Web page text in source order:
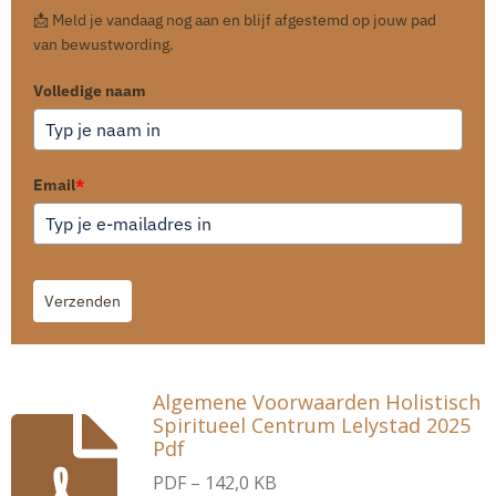
📩 Meld je vandaag nog aan en blijf afgestemd op jouw pad
van bewustwording.
Volledige naam
Email*
Verzenden
Algemene Voorwaarden Holistisch
Spiritueel Centrum Lelystad 2025
Pdf
PDF – 142,0 KB